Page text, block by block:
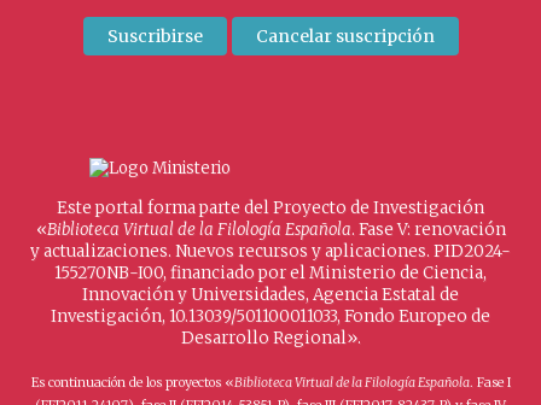
Este portal forma parte del Proyecto de Investigación
«Biblioteca Virtual de la Filología Española. Fase V: renovación
y actualizaciones. Nuevos recursos y aplicaciones. PID2024-
155270NB-I00, financiado por el Ministerio de Ciencia,
Innovación y Universidades, Agencia Estatal de
Investigación, 10.13039/501100011033, Fondo Europeo de
Desarrollo Regional».
Es continuación de los proyectos «Biblioteca Virtual de la Filología Española. Fase I